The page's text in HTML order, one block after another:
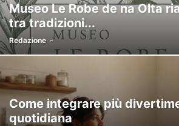
Museo Le Robe de na Olta
tra tradizioni...
Redazione -
Come integrare più
quotidiana